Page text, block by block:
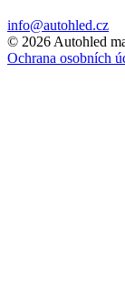
info@autohled.cz
© 2026 Autohled
Ochrana osobních